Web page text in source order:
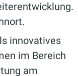
innovatives
im Bereich
am